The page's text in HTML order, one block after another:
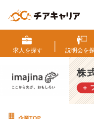
来
に
世
に
残
る
求人を探す 説明会を
株
＋